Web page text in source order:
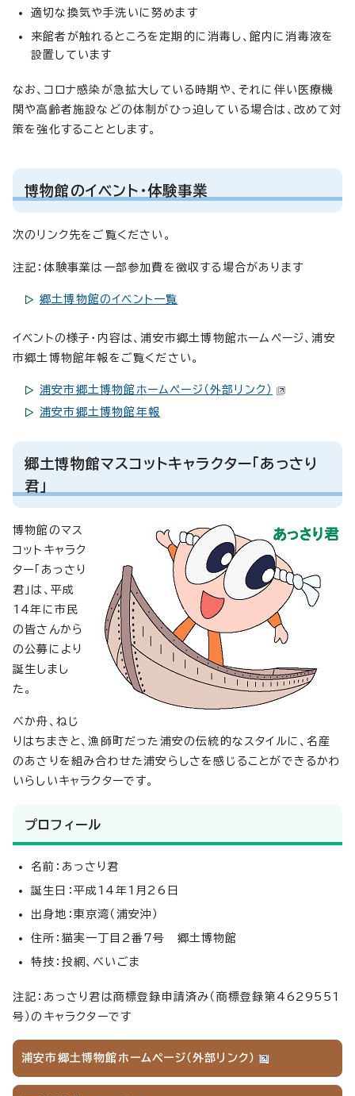
適切な換気や手洗いに努めます
来館者が触れるところを定期的に消毒し、館内に消毒液を
設置しています
なお、コロナ感染が急拡大している時期や、それに伴い医療機
関や高齢者施設などの体制がひっ迫している場合は、改めて対
策を強化することとします。
博物館のイベント・体験事業
次のリンク先をご覧ください。
注記：体験事業は一部参加費を徴収する場合があります
郷土博物館のイベント一覧
イベントの様子・内容は、浦安市郷土博物館ホームページ、浦安
市郷土博物館年報をご覧ください。
浦安市郷土博物館ホームページ（外部リンク）
浦安市郷土博物館年報
郷土博物館マスコットキャラクター「あっさり
君」
博物館のマス
コットキャラク
ター「あっさり
君」は、平成
14年に市民
の皆さんから
の公募により
誕生しまし
た。
べか舟、ねじ
りはちまきと、漁師町だった浦安の伝統的なスタイルに、名産
のあさりを組み合わせた浦安らしさを感じることができるかわ
いらしいキャラクターです。
プロフィール
名前：あっさり君
誕生日：平成14年1月26日
出身地：東京湾（浦安沖）
住所：猫実一丁目2番7号 郷土博物館
特技：投網、べいごま
注記：あっさり君は商標登録申請済み（商標登録第4629551
号）のキャラクターです
浦安市郷土博物館ホームページ（外部リンク）